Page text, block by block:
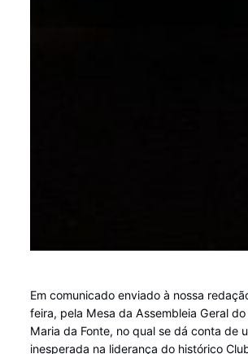
Em comunicado enviado à nossa
feira, pela Mesa da Assembleia Geral
Maria da Fonte, no qual se dá conta de
inesperada na liderança do histórico